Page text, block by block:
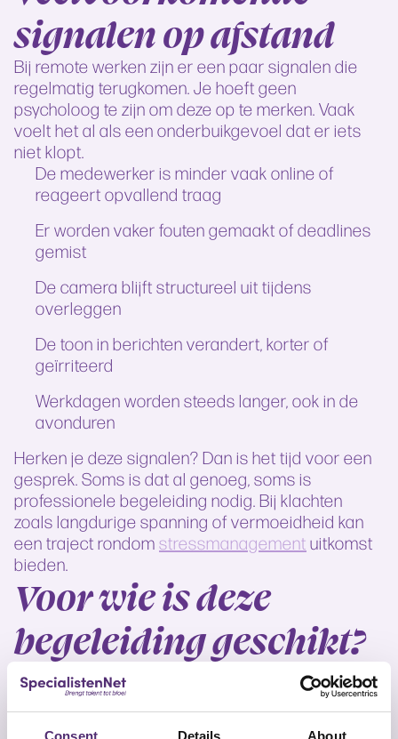
Consent Details About
signalen op afstand
Bij remote werken zijn er een paar signalen die
regelmatig terugkomen. Je hoeft geen
psycholoog te zijn om deze op te merken. Vaak
voelt het al als een onderbuikgevoel dat er iets
niet klopt.
De medewerker is minder vaak online of
reageert opvallend traag
Er worden vaker fouten gemaakt of deadlines
gemist
De camera blijft structureel uit tijdens
overleggen
De toon in berichten verandert, korter of
geïrriteerd
Werkdagen worden steeds langer, ook in de
avonduren
Herken je deze signalen? Dan is het tijd voor een
gesprek. Soms is dat al genoeg, soms is
professionele begeleiding nodig. Bij klachten
zoals langdurige spanning of vermoeidheid kan
een traject rondom stressmanagement uitkomst
bieden.
Voor wie is deze
begeleiding geschikt?
De begeleiding is geschikt voor medewerkers die
merken dat remote werken zwaarder valt dan
verwacht. Denk aan iemand die zich eenzaam